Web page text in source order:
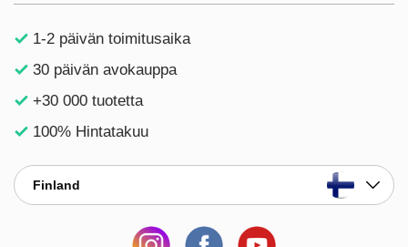
1-2 päivän toimitusaika
30 päivän avokauppa
+30 000 tuotetta
100% Hintatakuu
Finland